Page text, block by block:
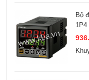
Bộ
1P4